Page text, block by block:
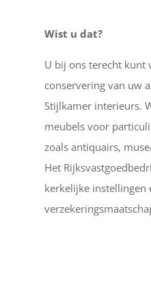
Wist u dat?
U bij ons terecht kunt
conservering van uw
Stijlkamer interieurs.
meubels voor
zoals antiquairs,
Het
kerkelijke instellingen